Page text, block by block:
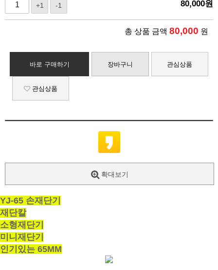
+1 -1 80,000원
총 상품 금액 80,000 원
바로 구매하기 장바구니 관심상품
관심상품
확대보기
YJ-65 손재단기
재단칼
소형재단기
미니재단기
인기있는 65MM